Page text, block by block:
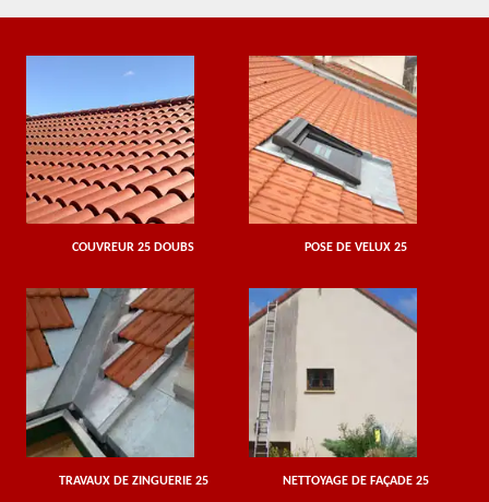
COUVREUR 25 DOUBS POSE DE VELUX 25
TRAVAUX DE ZINGUERIE 25 NETTOYAGE DE FAÇADE 25